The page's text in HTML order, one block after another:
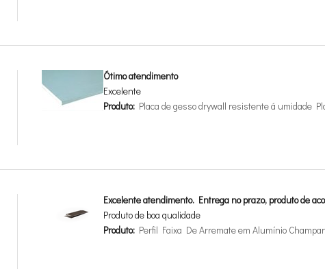
Ótimo atendimento
Excelente
Produto: Placa de gesso drywall resistente á umidade
Excelente atendimento. Entrega no prazo, produto de
Produto de boa qualidade
Produto: Perfil Faixa De Arremate em Alumínio